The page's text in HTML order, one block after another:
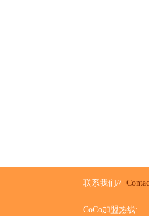
联系我们//
CoCo加盟热线: